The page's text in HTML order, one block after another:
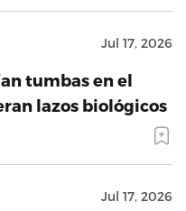
Jul 17, 2026
tumbas en el
lazos biológicos
Jul 17, 2026